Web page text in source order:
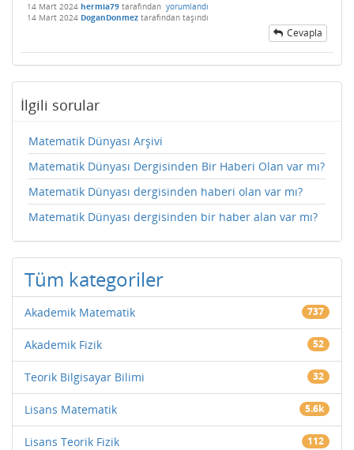
14 Mart 2024 hermia79 tarafından yorumlandı
14 Mart 2024 DoganDonmez tarafından taşındı
Cevapla
İlgili sorular
Matematik Dünyası Arşivi
Matematik Dünyası Dergisinden Bir Haberi Olan var mı?
Matematik Dünyası dergisinden haberi olan var mı?
Matematik Dünyası dergisinden bir haber alan var mı?
Tüm kategoriler
Akademik Matematik 737
Akademik Fizik 52
Teorik Bilgisayar Bilimi 32
Lisans Matematik 5.6k
Lisans Teorik Fizik 112